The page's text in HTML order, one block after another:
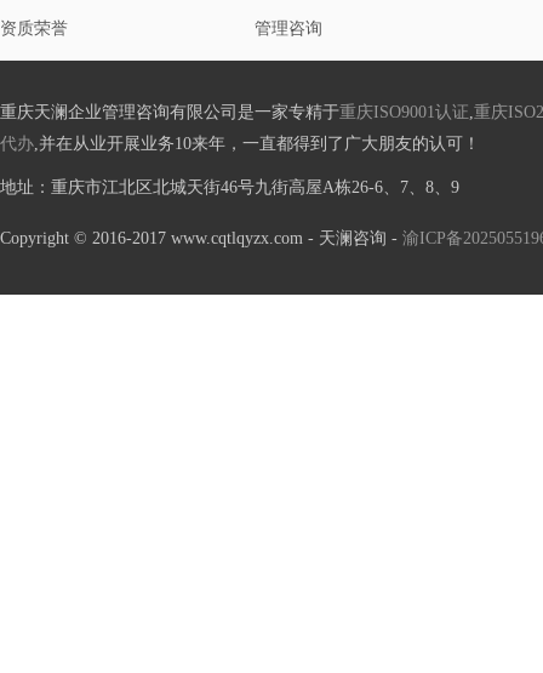
资质荣誉 管理咨询
重庆天澜企业管理咨询有限公司是一家专精于重庆ISO9001认证,重庆
代办,并在从业开展业务10来年，一直都得到了广大朋友的认可！
地址 ：重庆市江北区北城天街46号九街高屋A栋26-6、7、8、9
Copyright © 2016-2017 www.cqtlqyzx.com - 天澜咨询 - 渝ICP备